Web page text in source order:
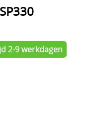
2-9 werkdagen